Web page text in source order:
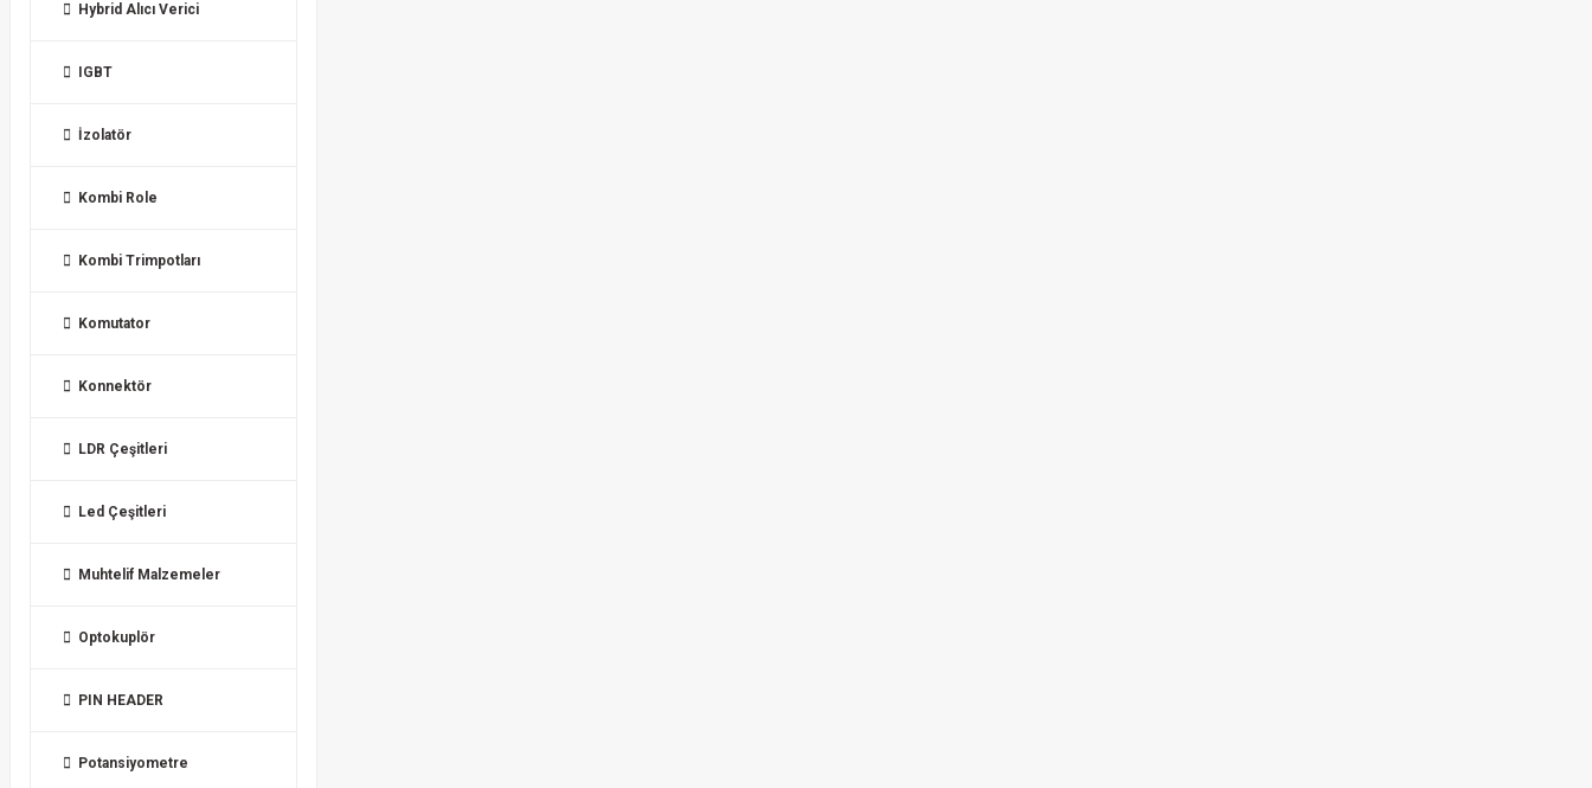
Hybrid Alıcı Verici
IGBT
İzolatör
Kombi Role
Kombi Trimpotları
Komutator
Konnektör
LDR Çeşitleri
Led Çeşitleri
Muhtelif Malzemeler
Optokuplör
PIN HEADER
Potansiyometre